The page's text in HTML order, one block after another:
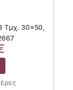
Τμχ. 30×50,
Η
τρέχουσα
τιμή
είναι: